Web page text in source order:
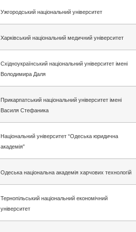
Ужгородський національний університет
Харківський національний медичний університет
Східноукраїнський національний університет імені
Володимира Даля
Прикарпатський національний університет імені
Василя Стефаника
Національний університет “Одеська юридична
академія”
Одеська національна академія харчових технологій
Тернопільський національний економічний
університет